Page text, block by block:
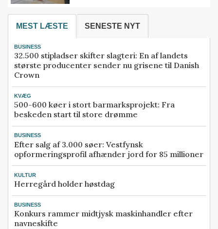
MEST LÆSTE SENESTE NYT
BUSINESS
32.500 stipladser skifter slagteri: En af landets
største producenter sender nu grisene til Danish
Crown
KVÆG
500-600 køer i stort barmarksprojekt: Fra
beskeden start til store drømme
BUSINESS
Efter salg af 3.000 søer: Vestfynsk
opformeringsprofil afhænder jord for 85 millioner
KULTUR
Herregård holder høstdag
BUSINESS
Konkurs rammer midtjysk maskinhandler efter
navneskifte